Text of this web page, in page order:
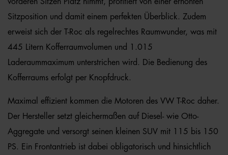
Sitzposition und damit einem perfekten Überblick. Zudem
erweist sich der T-Roc als regelrechtes Raumwunder, was mit
445 Litern Kofferraumvolumen und 1.015
Laderaummaximum unterstrichen wird. Die Bedienung des
Kofferraums erfolgt per Knopfdruck.
Maximal effizient kommen die Motoren des VW T-Roc daher.
Der Hersteller setzt gleichermaßen auf Diesel- wie Otto-
Aggregate und versorgt seinen kleinen SUV mit 115 bis 150
PS. Ein Frontantrieb ist dabei obligatorisch und hinsichtlich